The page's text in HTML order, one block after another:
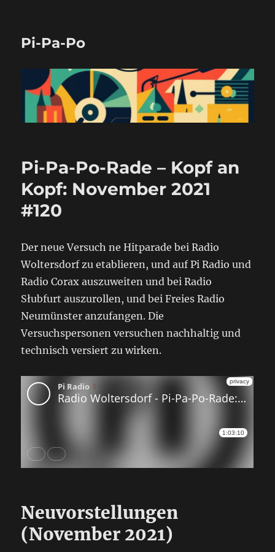
Pi-Pa-Po
Pi-Pa-Po-Rade – Kopf an
Kopf: November 2021
#120
Der neue Versuch ne Hitparade bei Radio
Woltersdorf zu etablieren, und auf Pi Radio und
Radio Corax auszuweiten und bei Radio
Słubfurt auszurollen, und bei Freies Radio
Neumünster anzufangen. Die
Versuchspersonen versuchen nachhaltig und
technisch versiert zu wirken.
Neuvorstellungen
(November 2021)